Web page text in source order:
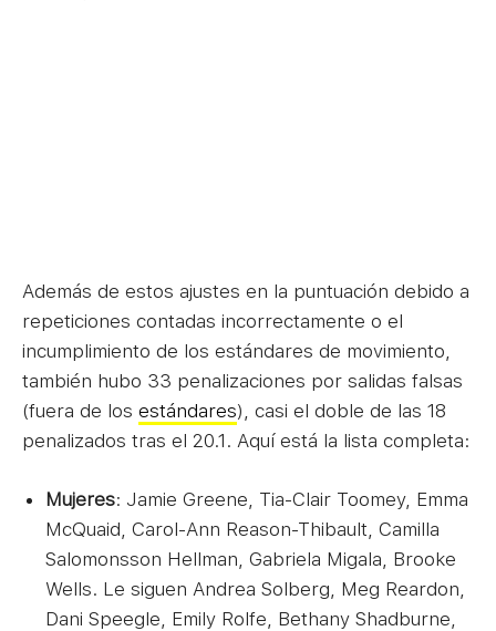
Además de estos ajustes en la puntuación debido a
repeticiones contadas incorrectamente o el
incumplimiento de los estándares de movimiento,
también hubo 33 penalizaciones por salidas falsas
(fuera de los estándares), casi el doble de las 18
penalizados tras el 20.1. Aquí está la lista completa:
Mujeres: Jamie Greene, Tia-Clair Toomey, Emma
McQuaid, Carol-Ann Reason-Thibault, Camilla
Salomonsson Hellman, Gabriela Migala, Brooke
Wells. Le siguen Andrea Solberg, Meg Reardon,
Dani Speegle, Emily Rolfe, Bethany Shadburne,